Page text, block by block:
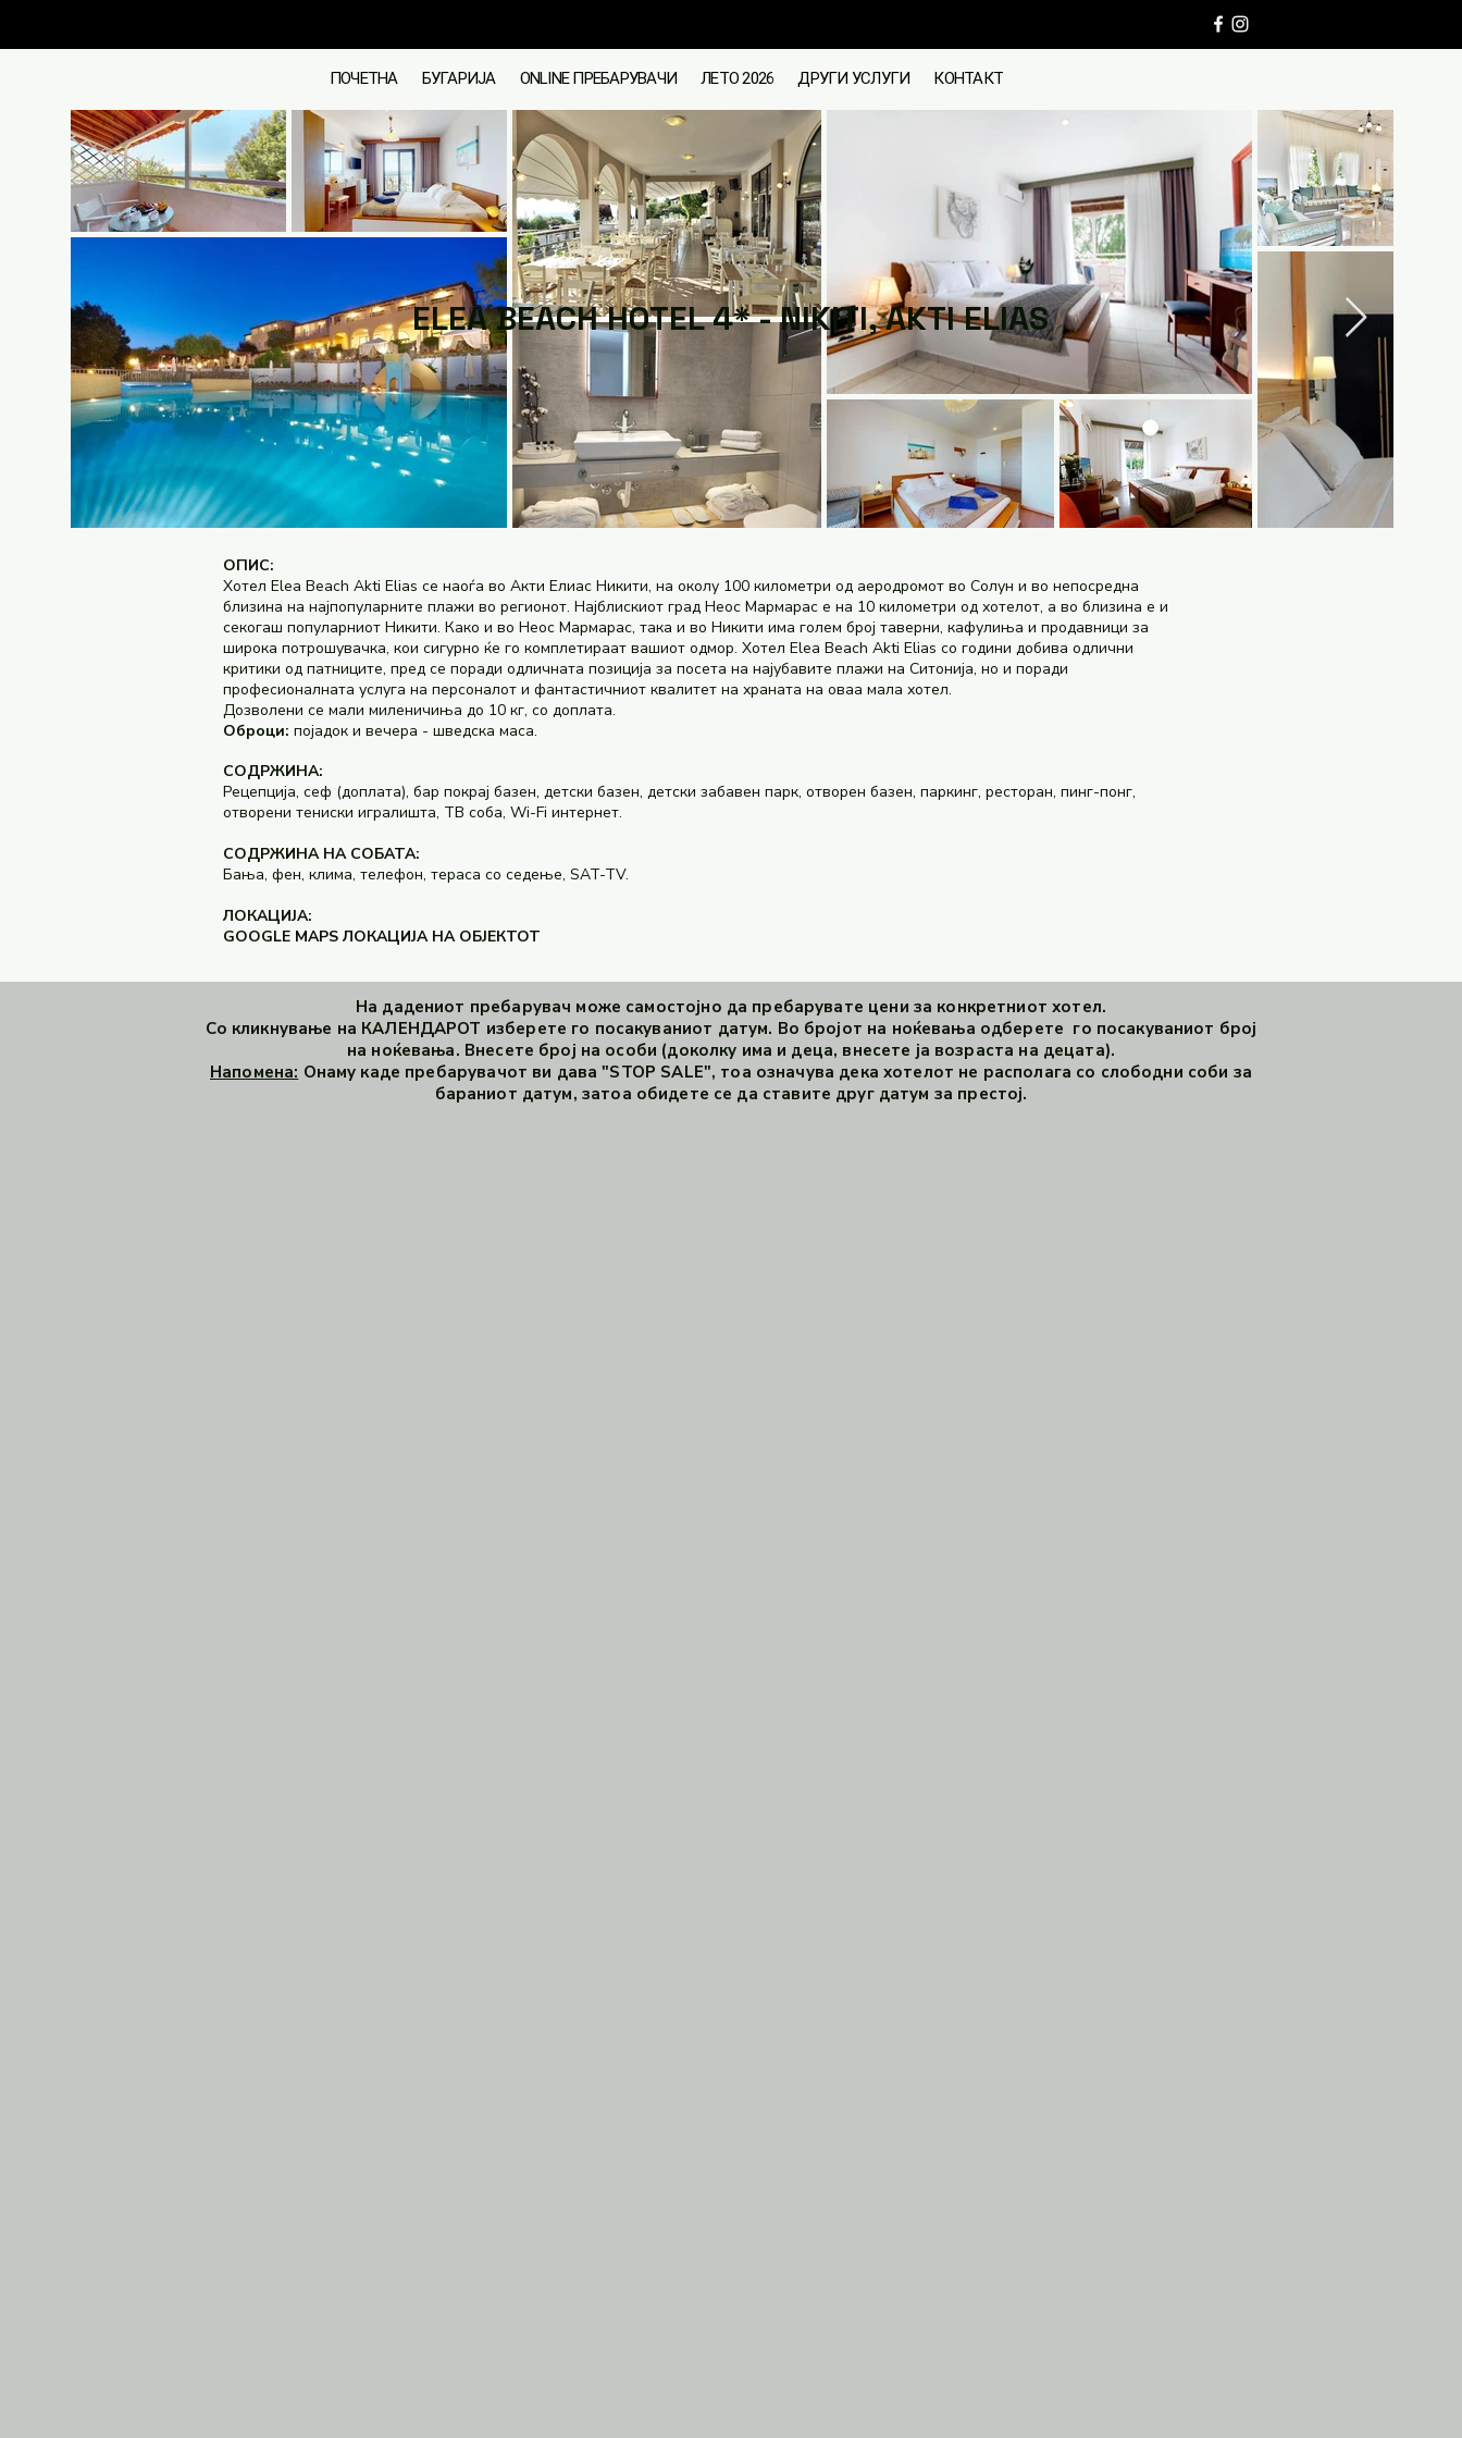
ПОЧЕТНА БУГАРИЈА ONLINE ПРЕБАРУВАЧИ ЛЕТО 2026 ДРУГИ УСЛУГИ КОНТАКТ
ELEA BEACH HOTEL 4* - NIKITI, AKTI ELIAS
ОПИС:
Хотел Elea Beach Akti Elias се наоѓа во Акти Елиас Никити, на околу 100 километри од аеродромот во Солун и во непосредна
близина на најпопуларните плажи во регионот. Најблискиот град Неос Мармарас е на 10 километри од хотелот, а во близина е и
секогаш популарниот Никити. Како и во Неос Мармарас, така и во Никити има голем број таверни, кафулиња и продавници за
широка потрошувачка, кои сигурно ќе го комплетираат вашиот одмор. Хотел Elea Beach Akti Elias со години добива одлични
критики од патниците, пред се поради одличната позиција за посета на најубавите плажи на Ситонија, но и поради
професионалната услуга на персоналот и фантастичниот квалитет на храната на оваа мала хотел.
Дозволени се мали миленичиња до 10 кг, со доплата.
Оброци: појадок и вечера - шведска маса.
СОДРЖИНА:
Рецепција, сеф (доплата), бар покрај базен, детски базен, детски забавен парк, отворен базен, паркинг, ресторан, пинг-понг,
отворени тениски игралишта, ТВ соба, Wi-Fi интернет.
СОДРЖИНА НА СОБАТА:
Бања, фен, клима, телефон, тераса со седење, SAT-TV.
ЛОКАЦИЈА:
GOOGLE MAPS ЛОКАЦИЈА НА ОБЈЕКТОТ
На дадениот пребарувач може самостојно да пребарувате цени за конкретниот хотел.
Со кликнување на КАЛЕНДАРОТ изберете го посакуваниот датум. Во бројот на ноќевања одберете го посакуваниот број
на ноќевања. Внесете број на особи (доколку има и деца, внесете ја возраста на децата).
Напомена: Онаму каде пребарувачот ви дава "STOP SALE", тоа означува дека хотелот не располага со слободни соби за
бараниот датум, затоа обидете се да ставите друг датум за престој.